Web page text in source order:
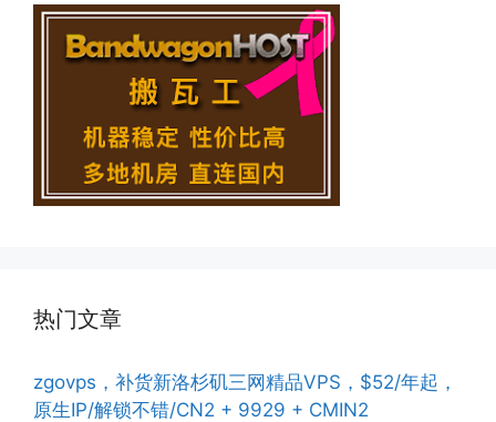
热门文章
zgovps，补货新洛杉矶三网精品VPS，$52/年起，
原生IP/解锁不错/CN2 + 9929 + CMIN2